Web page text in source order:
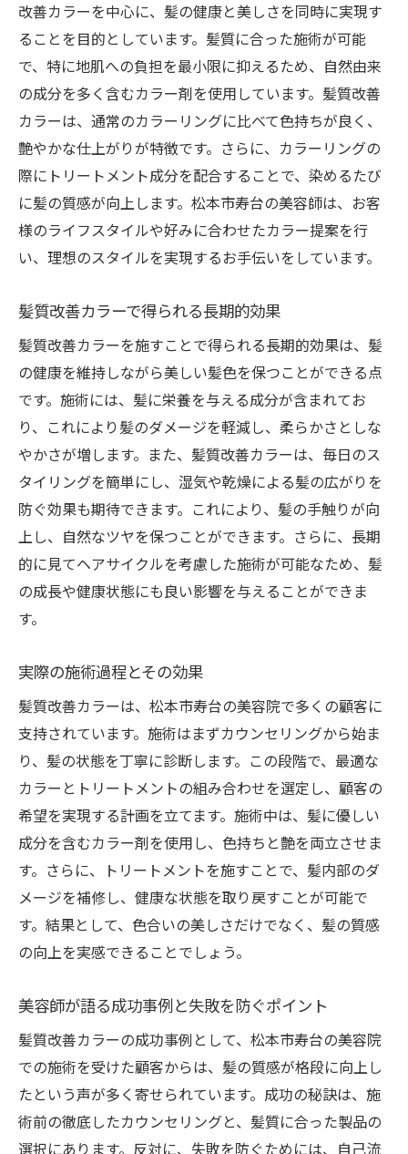
改善カラーを中心に、髪の健康と美しさを同時に実現す
ることを目的としています。髪質に合った施術が可能
で、特に地肌への負担を最小限に抑えるため、自然由来
の成分を多く含むカラー剤を使用しています。髪質改善
カラーは、通常のカラーリングに比べて色持ちが良く、
艶やかな仕上がりが特徴です。さらに、カラーリングの
際にトリートメント成分を配合することで、染めるたび
に髪の質感が向上します。松本市寿台の美容師は、お客
様のライフスタイルや好みに合わせたカラー提案を行
い、理想のスタイルを実現するお手伝いをしています。
髪質改善カラーで得られる長期的効果
髪質改善カラーを施すことで得られる長期的効果は、髪
の健康を維持しながら美しい髪色を保つことができる点
です。施術には、髪に栄養を与える成分が含まれてお
り、これにより髪のダメージを軽減し、柔らかさとしな
やかさが増します。また、髪質改善カラーは、毎日のス
タイリングを簡単にし、湿気や乾燥による髪の広がりを
防ぐ効果も期待できます。これにより、髪の手触りが向
上し、自然なツヤを保つことができます。さらに、長期
的に見てヘアサイクルを考慮した施術が可能なため、髪
の成長や健康状態にも良い影響を与えることができま
す。
実際の施術過程とその効果
髪質改善カラーは、松本市寿台の美容院で多くの顧客に
支持されています。施術はまずカウンセリングから始ま
り、髪の状態を丁寧に診断します。この段階で、最適な
カラーとトリートメントの組み合わせを選定し、顧客の
希望を実現する計画を立てます。施術中は、髪に優しい
成分を含むカラー剤を使用し、色持ちと艶を両立させま
す。さらに、トリートメントを施すことで、髪内部のダ
メージを補修し、健康な状態を取り戻すことが可能で
す。結果として、色合いの美しさだけでなく、髪の質感
の向上を実感できることでしょう。
美容師が語る成功事例と失敗を防ぐポイント
髪質改善カラーの成功事例として、松本市寿台の美容院
での施術を受けた顧客からは、髪の質感が格段に向上し
たという声が多く寄せられています。成功の秘訣は、施
術前の徹底したカウンセリングと、髪質に合った製品の